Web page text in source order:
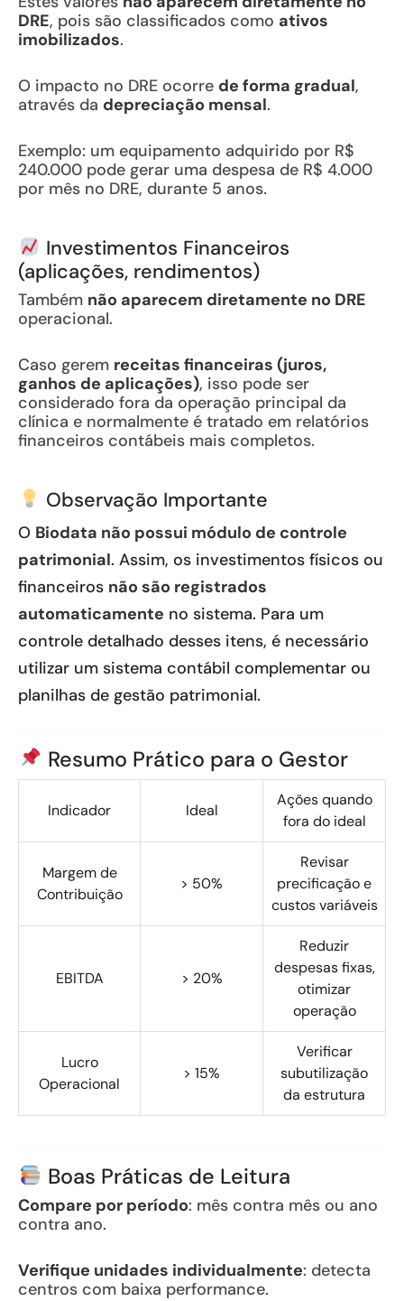
DRE, pois são classificados como ativos
imobilizados.
O impacto no DRE ocorre de forma gradual,
através da depreciação mensal.
Exemplo: um equipamento adquirido por R$
240.000 pode gerar uma despesa de R$ 4.000
por mês no DRE, durante 5 anos.
Investimentos Financeiros
(aplicações, rendimentos)
Também não aparecem diretamente no DRE
operacional.
Caso gerem receitas financeiras (juros,
ganhos de aplicações), isso pode ser
considerado fora da operação principal da
clínica e normalmente é tratado em relatórios
financeiros contábeis mais completos.
Observação Importante
O Biodata não possui módulo de controle
patrimonial. Assim, os investimentos físicos ou
financeiros não são registrados
automaticamente no sistema. Para um
controle detalhado desses itens, é necessário
utilizar um sistema contábil complementar ou
planilhas de gestão patrimonial.
Resumo Prático para o Gestor
Indicador Ideal
Ações quando
fora do ideal
Margem de
Contribuição
> 50%
Revisar
precificação e
custos variáveis
EBITDA > 20%
Reduzir
despesas fixas,
otimizar
operação
Lucro
Operacional
> 15%
Verificar
subutilização
da estrutura
Boas Práticas de Leitura
Compare por período: mês contra mês ou ano
contra ano.
Verifique unidades individualmente: detecta
centros com baixa performance.